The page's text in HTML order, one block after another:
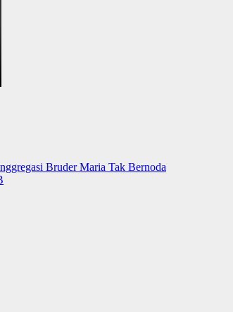
Bruder Maria Tak Bernoda